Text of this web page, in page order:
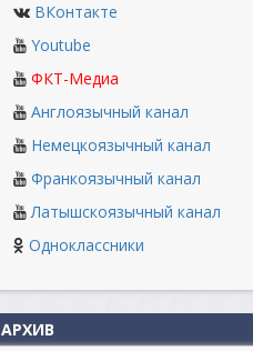
ВКонтакте
Youtube
ФКТ-Медиа
Англоязычный канал
Немецкоязычный канал
Франкоязычный канал
Латышскоязычный канал
Одноклассники
АРХИВ